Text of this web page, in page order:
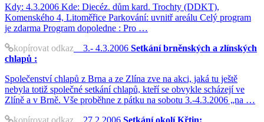
Kdy: 4.3.2006 Kde: Diecéz. dům kard. Trochty (DDKT),
Komenského 4, Litoměřice Parkování: uvnitř areálu Celý program
je zdarma Program dopoledne : Pro …
kopírovat odkaz 3.- 4.3.2006 Setkání brněnských a zlínských
chlapů :
Společenství chlapů z Brna a ze Zlína zve na akci, jaká tu ještě
nebyla totiž společné setkání chlapů, kteří se obvykle scházejí ve
Zlíně a v Brně. Vše proběhne z pátku na sobotu 3.-4.3.2006 „na …
kopírovat odkaz 27.2.2006 Setkání okolí Křtin: